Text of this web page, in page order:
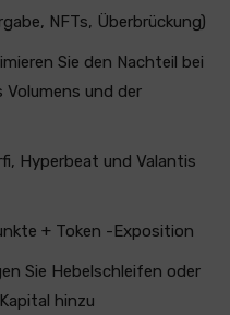
NFTs, Überbrückung)
Sie den Nachteil bei
Volumens und der
Hyperbeat und Valantis
+ Token -Exposition
Sie Hebelschleifen oder
hinzu